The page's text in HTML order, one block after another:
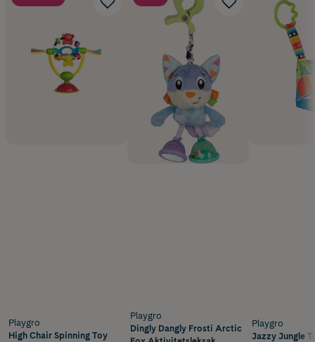
Playgro
High Chair Spinning Toy
Playgro
Dingly Dangly Frosti Arctic
Playgro
Jazzy Jungle